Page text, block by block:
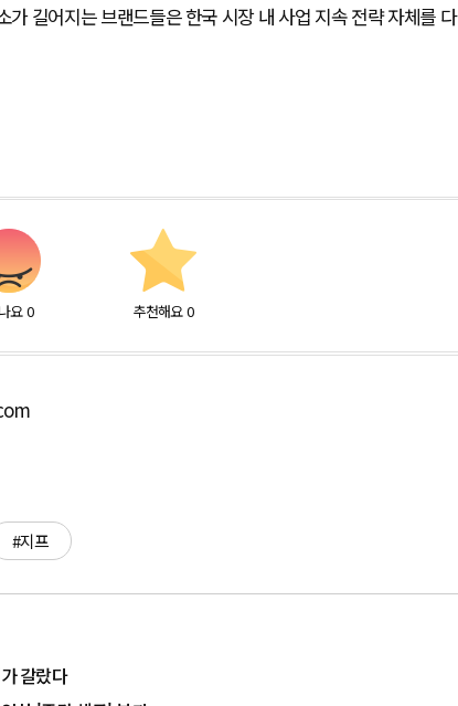
길어지는 브랜드들은 한국 시장 내 사업 지속 전략 자체를 다
요 0 추천해요 0
#지프
갈랐다